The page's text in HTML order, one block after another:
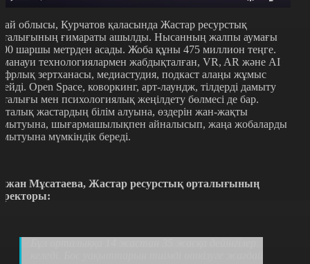
облысы, Курчатов қаласында Жастар ресурстық
ғимараты ашылды. Нысанның жалпы аумағы
шаршы метрден асады. Жоба құны 475 миллион теңге.
технологиялармен жабдықталған, VR, AR және AI
зертханасы, медиастудия, подкаст алаңы жұмыс
Open Space, коворкинг, арт-лаундж, тілдерді дамыту
мен психологиялық жеңілдету бөлмесі де бар.
жастардың білім алуына, өздерін жан-жақты
шығармашылықпен айналысып, жаңа жобаларды
мүмкіндік береді.
Мұсатаева, Жастар ресурстық орталығының
: